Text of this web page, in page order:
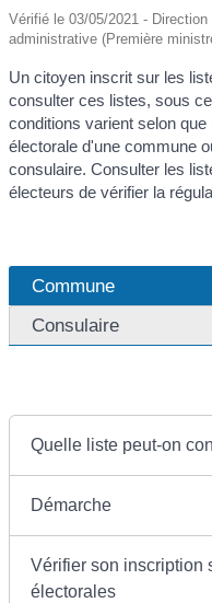
Vérifié le 03/05/2021 -
administrative (Première
Un citoyen inscrit sur les
consulter ces listes, sous
conditions varient selon
électorale d'une commune
consulaire. Consulter les
électeurs de vérifier la
Commune
Consulaire
Quelle liste peut-on
Démarche
Vérifier son inscription
électorales